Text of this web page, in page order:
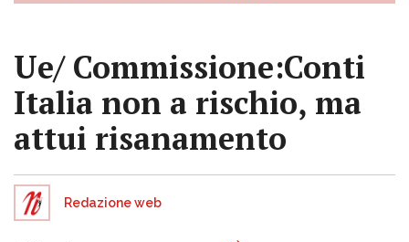
Ue/ Commissione:Conti
Italia non a rischio, ma
attui risanamento
Redazione web